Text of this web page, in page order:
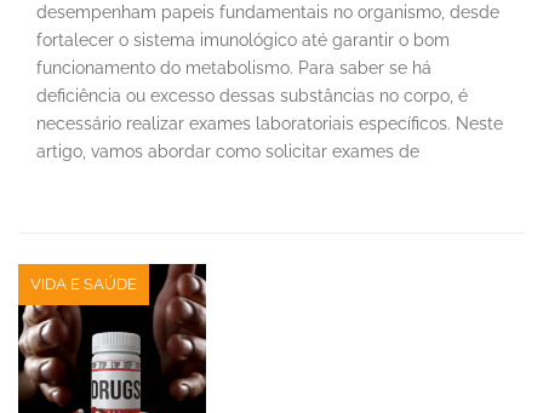
desempenham papeis fundamentais no organismo, desde
fortalecer o sistema imunológico até garantir o bom
funcionamento do metabolismo. Para saber se há
deficiência ou excesso dessas substâncias no corpo, é
necessário realizar exames laboratoriais específicos. Neste
artigo, vamos abordar como solicitar exames de
VIDA E SAÚDE